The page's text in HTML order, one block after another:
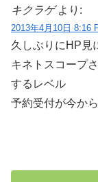
キクラゲ より:
2013年4月10日 8:16
久しぶりにHP見
キネトスコープ
するレベル
予約受付が今か